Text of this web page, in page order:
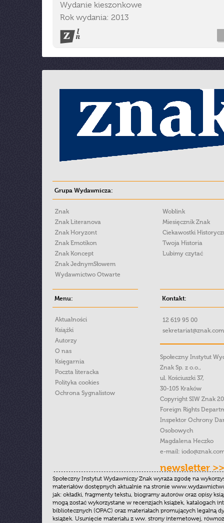
Wydanie kieszonkowe
Rok wydania: 2013
Grupa Wydawnicza:
Znak
Znak Literanova
Znak Horyzont
Znak Emotikon
Znak Koncept
Znak JednymSłowem
Wydawnictwo Otwarte
Woblink
Miesięcznik Znak
Ciekawostki
Twoja Historia
Lubimy czytać
Menu:
Aktualności
Książki
Autorzy
O nas
Księgarnia
Poczta literacka
Polityka cookies
Ochrona Sygnalistow
Kontakt:
12 619 95 00
Społeczny Instytut
Znak Sp. z o.o.,
ul. Kościuszki 37,
30-105 Kraków
Copyright SIW Znak
Foreign Rights
Inspektor Ochrony
Osobowych
Magdalena Heczko
e-mail:
newsletter >>
Społeczny Instytut Wydawniczy Znak wyraża zgodę na
materiałów dostępnych aktualnie na stronie
jak: okładki, fragmenty tekstu, biogramy autorów oraz opisy
mogą zostać wykorzystane w recenzjach książek, katalogach
bibliotecznych (OPAC) oraz materiałach promujących legalną
książek. Usunięcie materiału z ww. strony internetowej,